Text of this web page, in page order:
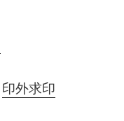
印外求印